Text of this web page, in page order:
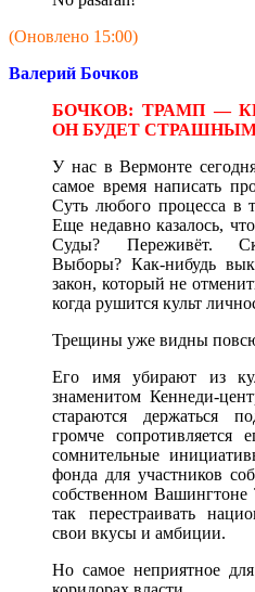
(Оновлено 15:00)
Валерий Бочков
БОЧКОВ: ТРАМП —
ОН БУДЕТ
У нас в Вермонте
самое время написать
Суть любого процесса
Еще недавно казалось,
Суды? Переживёт.
Выборы? Как-нибудь
закон, который не
когда рушится культ
Трещины уже видны
Его имя убирают из
знаменитом Кеннеди-
стараются держаться
громче сопротивляется
сомнительные
фонда для участников
собственном
так перестраивать
свои вкусы и амбиции.
Но самое неприятное